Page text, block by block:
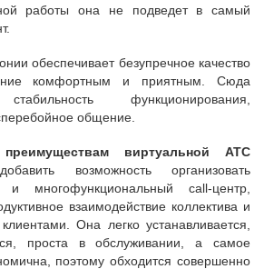
работы она не подведет в самый
обеспечивает безупречное качество
комфортным и приятным. Сюда
функционирования,
общение.
преимуществам виртуальной АТС
возможность организовать
и многофункциональный call-центр,
взаимодействие коллектива и
Она легко устанавливается,
проста в обслуживании, а самое
поэтому обходится совершенно